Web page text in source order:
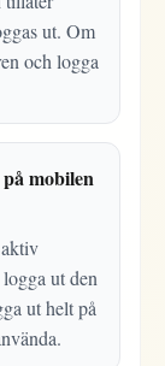
ut. Om
och logga
mobilen
ut den
ut helt på